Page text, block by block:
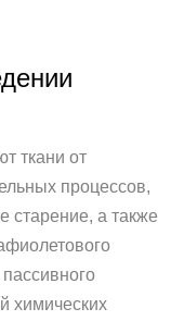
ткани от
процессов,
старение, а также
химических